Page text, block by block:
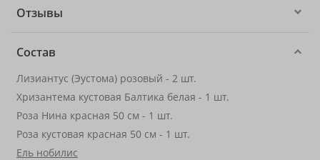
Отзывы
Состав
Лизиантус (Эустома) розовый - 2 шт.
Хризантема кустовая Балтика белая - 1 шт.
Роза Нина красная 50 см - 1 шт.
Роза кустовая красная 50 см - 1 шт.
Ель нобилис